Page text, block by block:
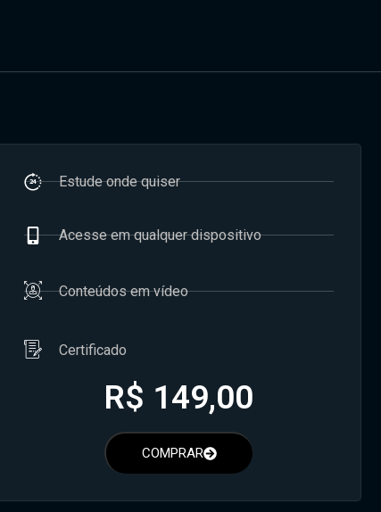
Estude onde quiser
Acesse em qualquer dispositivo
Conteúdos em vídeo
Certificado
R$ 149,00
COMPRAR